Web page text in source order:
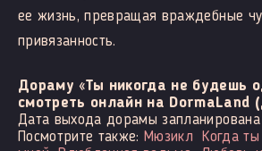
ее жизнь, превращая враждебные
привязанность.
Дораму «Ты никогда не будешь
смотреть онлайн на DormaLand
Дата выхода дорамы
Посмотрите также: Мюзикл
Когда